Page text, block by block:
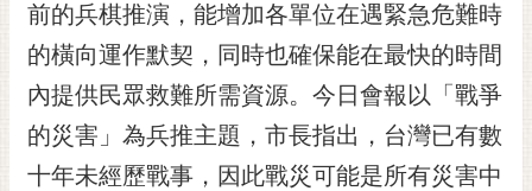
光
花
桐
花
祭
前的兵棋推演，能增加各單位在遇緊急危難時
的橫向運作默契，同時也確保能在最快的時間
內提供民眾救難所需資源。今日會報以「戰爭
的災害」為兵推主題，市長指出，台灣已有數
十年未經歷戰事，因此戰災可能是所有災害中